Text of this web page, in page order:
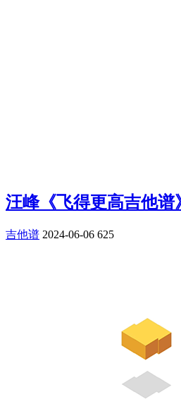
汪峰《飞得更高吉他
吉他谱 2024-06-06 625